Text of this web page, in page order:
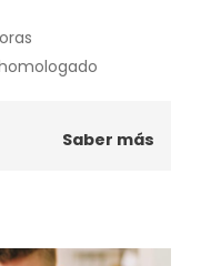
Saber más